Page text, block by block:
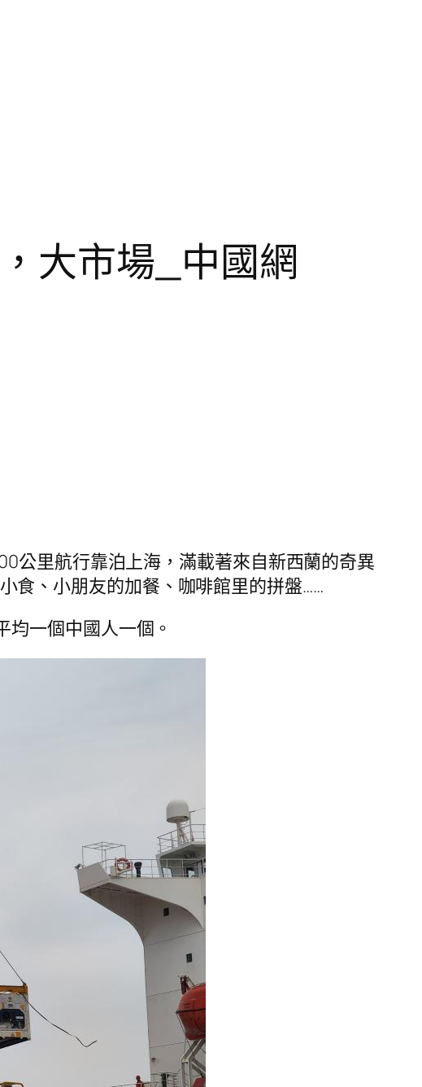
大市場_中國網
公里航行靠泊上海，滿載著來自新西蘭的奇異
食、小朋友的加餐、咖啡館里的拼盤……
均一個中國人一個。